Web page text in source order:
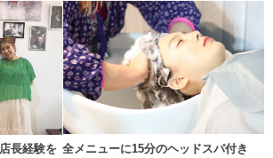
長経験を 全メニューに15分のヘッドスパ付き